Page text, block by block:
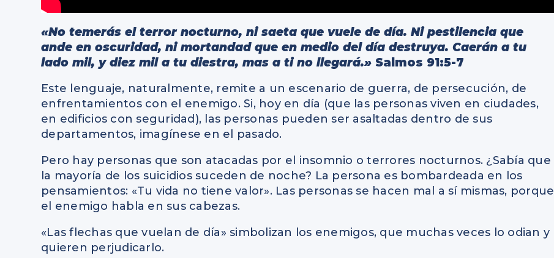
«No temerás el terror nocturno, ni saeta que vuele de día. Ni pestilencia que
ande en oscuridad, ni mortandad que en medio del día destruya. Caerán a tu
lado mil, y diez mil a tu diestra, mas a ti no llegará.» Salmos 91:5-7
Este lenguaje, naturalmente, remite a un escenario de guerra, de persecución, de
enfrentamientos con el enemigo. Si, hoy en día (que las personas viven en ciudades,
en edificios con seguridad), las personas pueden ser asaltadas dentro de sus
departamentos, imagínese en el pasado.
Pero hay personas que son atacadas por el insomnio o terrores nocturnos. ¿Sabía que
la mayoría de los suicidios suceden de noche? La persona es bombardeada en los
pensamientos: «Tu vida no tiene valor». Las personas se hacen mal a sí mismas, porque
el enemigo habla en sus cabezas.
«Las flechas que vuelan de día» simbolizan los enemigos, que muchas veces lo odian y
quieren perjudicarlo.